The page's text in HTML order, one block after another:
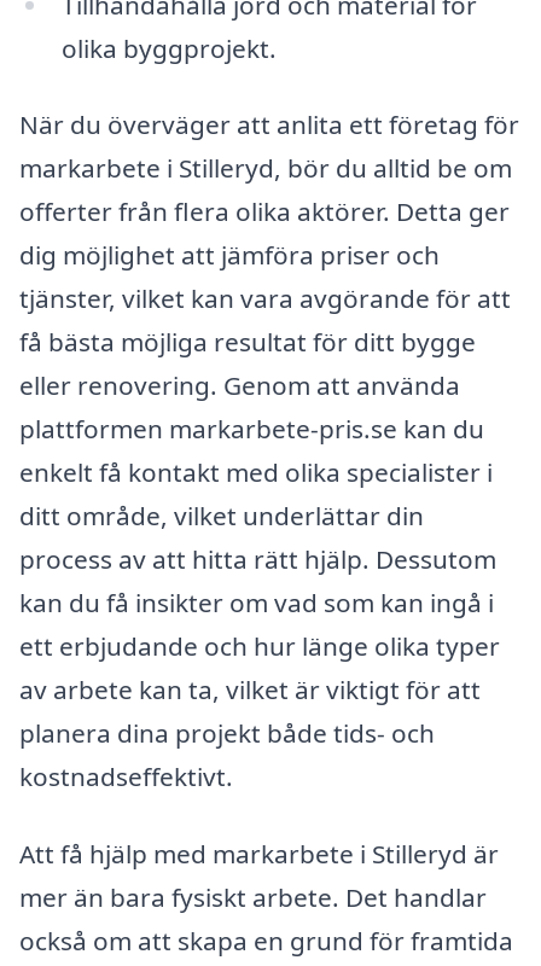
olika byggprojekt.
När du överväger att anlita ett företag för
markarbete i Stilleryd, bör du alltid be om
offerter från flera olika aktörer. Detta ger
dig möjlighet att jämföra priser och
tjänster, vilket kan vara avgörande för att
få bästa möjliga resultat för ditt bygge
eller renovering. Genom att använda
plattformen markarbete-pris.se kan du
enkelt få kontakt med olika specialister i
ditt område, vilket underlättar din
process av att hitta rätt hjälp. Dessutom
kan du få insikter om vad som kan ingå i
ett erbjudande och hur länge olika typer
av arbete kan ta, vilket är viktigt för att
planera dina projekt både tids- och
kostnadseffektivt.
Att få hjälp med markarbete i Stilleryd är
mer än bara fysiskt arbete. Det handlar
också om att skapa en grund för framtida